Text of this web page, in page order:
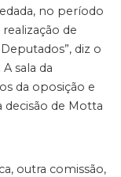
no período
realização de
diz o
sala da
da oposição e
decisão de Motta
outra comissão,